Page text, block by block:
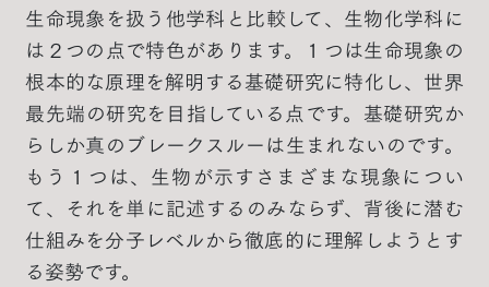
生命現象を扱う他学科と比較して、生物化学科に
は２つの点で特色があります。１つは生命現象の
根本的な原理を解明する基礎研究に特化し、世界
最先端の研究を目指している点です。基礎研究か
らしか真のブレークスルーは生まれないのです。
もう１つは、生物が示すさまざまな現象につい
て、それを単に記述するのみならず、背後に潜む
仕組みを分子レベルから徹底的に理解しようとす
る姿勢です。